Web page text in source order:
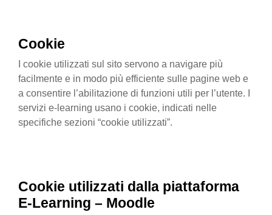
Cookie
I cookie utilizzati sul sito servono a navigare più
facilmente e in modo più efficiente sulle pagine web e
a consentire l’abilitazione di funzioni utili per l’utente. I
servizi e-learning usano i cookie, indicati nelle
specifiche sezioni “cookie utilizzati”.
Cookie utilizzati dalla piattaforma
E-Learning – Moodle